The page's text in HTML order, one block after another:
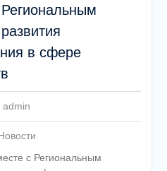
в сфере
admin
с Региональным